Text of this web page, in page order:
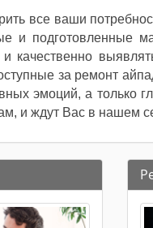
все ваши
и подготовленные
качественно
за ремонт
эмоций, а только
и ждут Вас в нашем